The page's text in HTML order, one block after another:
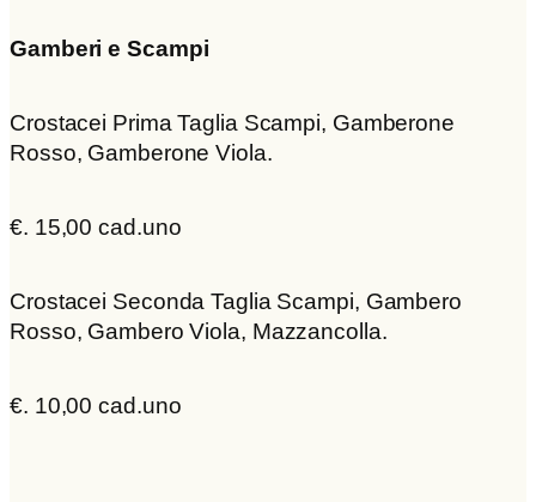
Gamberi e Scampi
Crostacei Prima Taglia Scampi, Gamberone
Rosso, Gamberone Viola.
€. 15,00 cad.uno
Crostacei Seconda Taglia Scampi, Gambero
Rosso, Gambero Viola, Mazzancolla.
€. 10,00 cad.uno